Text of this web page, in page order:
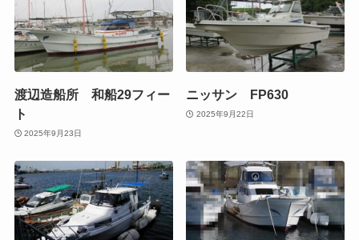
渡辺造船所 和船29フィー
ト
2025年9月23日
ニッサン FP630
2025年9月22日